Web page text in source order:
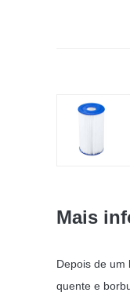
Mais
Depois de um
quente e